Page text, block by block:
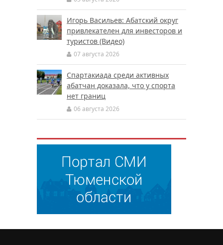
Игорь Васильев: Абатский округ
привлекателен для инвесторов и
туристов (Видео)
07 августа 2026
Спартакиада среди активных
абатчан доказала, что у спорта
нет границ
06 августа 2026